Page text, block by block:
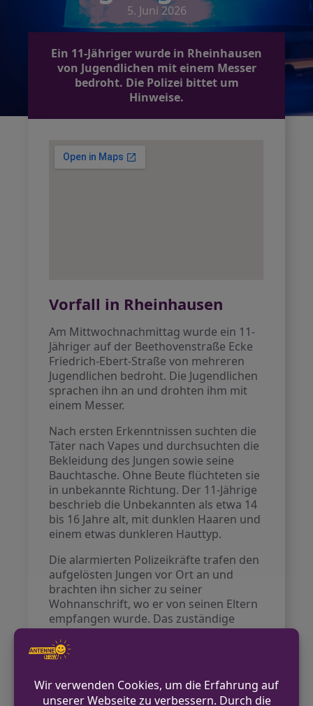
5. Juni 2026
Ein 11-Jähriger wurde in Rheinhausen
von Jugendlichen mit einem Messer
bedroht. Die Polizei bittet um
Hinweise.
Vorfall in Rheinhausen
Am Mittwochnachmittag wurde ein 11-
Jähriger auf der Beethovenstraße Ecke
Friedrich-Ebert-Straße von mehreren
Jugendlichen bedroht. Die Jugendlichen
sprachen ihn an und drohten ihm mit
einem Messer.
Nach ersten Erkenntnissen suchten die
Täter nach Vapes und durchsuchten die
Bekleidung des Jungen sowie seine
Bauchtasche. Ohne Beute flüchteten sie
in unbekannte Richtung. Der 11-Jährige
beschrieb die Unbekannten als etwa 14
bis 16 Jahre alt, mit dunklen Haaren und
einem etwas dunkleren Hauttyp.
Die alarmierten Polizeikräfte trafen den
aufgelösten Jungen vor Ort an und
brachten ihn sicher zu seiner
Wohnanschrift, wo er von seinen Eltern
empfangen wurde. Das zuständige
Kriminalkommissariat hat die
Ermittlungen aufgenommen und sucht
nach Zeugen, die den Vorfall beobachtet
haben oder Informationen zu den
Jugendlichen geben können.